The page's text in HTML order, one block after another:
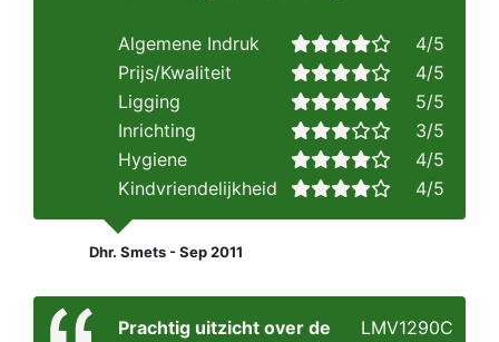
Algemene Indruk
4/5
Prijs/Kwaliteit
4/5
Ligging
5/5
Inrichting
3/5
Hygiene
4/5
Kindvriendelijkheid
4/5
Dhr. Smets - Sep 2011
Prachtig uitzicht over de
LMV1290C